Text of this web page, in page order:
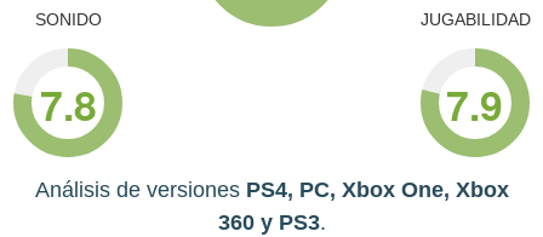
SONIDO
7.8
JUGABILIDAD
7.9
Análisis de versiones PS4, PC, Xbox One, Xbox
360 y PS3.